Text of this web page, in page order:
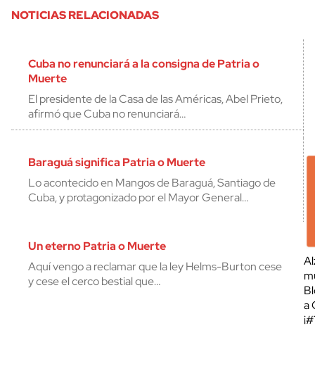
NOTICIAS RELACIONADAS
Cuba no renunciará a la consigna de Patria o
Muerte
El presidente de la Casa de las Américas, Abel Prieto,
afirmó que Cuba no renunciará…
Baraguá significa Patria o Muerte
Lo acontecido en Mangos de Baraguá, Santiago de
Cuba, y protagonizado por el Mayor General…
Un eterno Patria o Muerte
Aquí vengo a reclamar que la ley Helms-Burton cese
y cese el cerco bestial que…
a